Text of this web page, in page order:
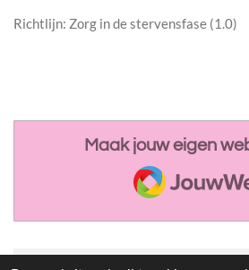
Richtlijn: Zorg in de stervensfase (1.0)
Maak jouw eigen
JouwWeb